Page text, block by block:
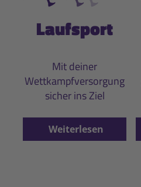
Laufsport
Mit deiner
Wettkampfversorgung
sicher ins Ziel
Weiterlesen